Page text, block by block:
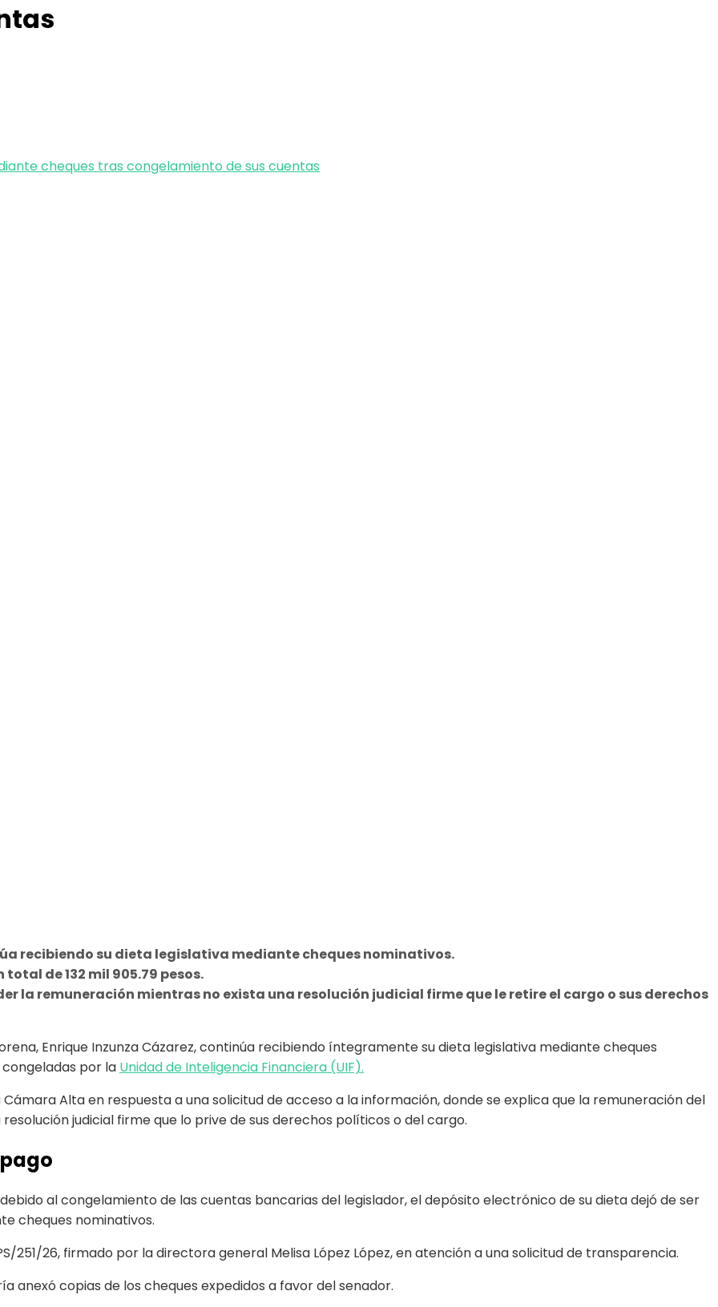
recibiendo su dieta legislativa mediante cheques nominativos.
de 132 mil 905.79 pesos.
la remuneración mientras no exista una resolución judicial firme que le retire el cargo o sus derechos
Enrique Inzunza Cázarez, continúa recibiendo íntegramente su dieta legislativa mediante cheques
por la Unidad de Inteligencia Financiera (UIF).
Alta en respuesta a una solicitud de acceso a la información, donde se explica que la remuneración del
judicial firme que lo prive de sus derechos políticos o del cargo.
al congelamiento de las cuentas bancarias del legislador, el depósito electrónico de su dieta dejó de ser
cheques nominativos.
251/26, firmado por la directora general Melisa López López, en atención a una solicitud de transparencia.
copias de los cheques expedidos a favor del senador.